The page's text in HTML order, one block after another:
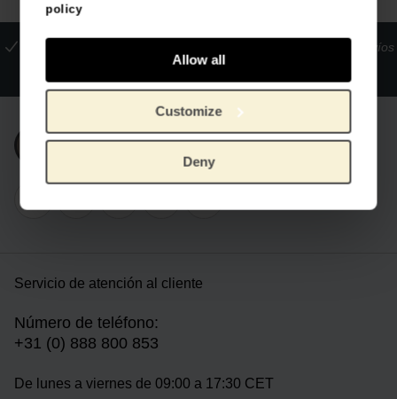
policy
Allow all
Customize
Deny
Envíos
Únete a nuestra newsletter
Servicio de atención al cliente
Número de teléfono:
+31 (0) 888 800 853
De lunes a viernes de 09:00 a 17:30 CET